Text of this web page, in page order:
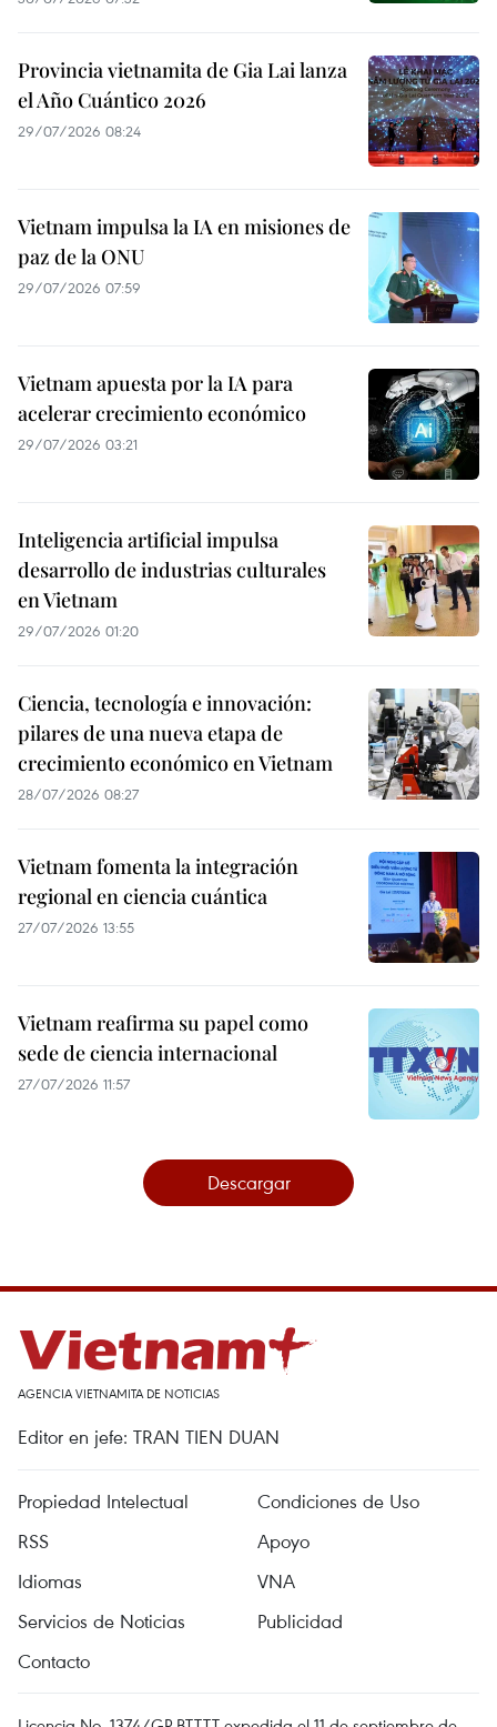
Provincia vietnamita de Gia Lai lanza
el Año Cuántico 2026
29/07/2026 08:24
Vietnam impulsa la IA en misiones de
paz de la ONU
29/07/2026 07:59
Vietnam apuesta por la IA para
acelerar crecimiento económico
29/07/2026 03:21
Inteligencia artificial impulsa
desarrollo de industrias culturales
en Vietnam
29/07/2026 01:20
Ciencia, tecnología e innovación:
pilares de una nueva etapa de
crecimiento económico en Vietnam
28/07/2026 08:27
Vietnam fomenta la integración
regional en ciencia cuántica
27/07/2026 13:55
Vietnam reafirma su papel como
sede de ciencia internacional
27/07/2026 11:57
Descargar
AGENCIA VIETNAMITA DE NOTICIAS
Editor en jefe: TRAN TIEN DUAN
Propiedad Intelectual
Condiciones de Uso
RSS
Apoyo
Idiomas
VNA
Servicios de Noticias
Publicidad
Contacto